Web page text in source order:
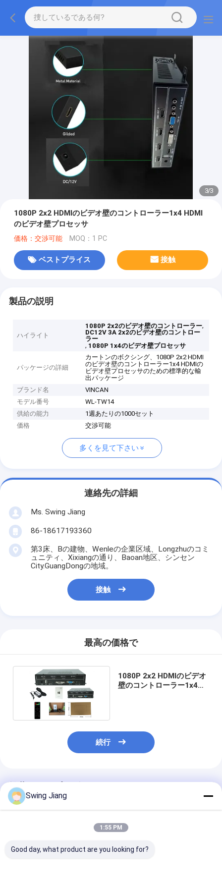
3/3
1080P 2x2 HDMIのビデオ壁のコントローラー1x4 HDMI
のビデオ壁プロセッサ
価格：交渉可能 MOQ：1 PC
ベストプライス 接触
製品の説明
ハイライト
1080P 2x2のビデオ壁のコントローラー,
DC12V 3A 2x2のビデオ壁のコントロー
ラー
, 1080P 1x4のビデオ壁プロセッサ
パッケージの詳細
カートンのボクシング、1080P 2x2 HDMI
のビデオ壁のコントローラー1x4 HDMIの
ビデオ壁プロセッサのための標準的な輸
出パッケージ
ブランド名
VINCAN
モデル番号
WL-TW14
供給の能力
1週あたりの1000セット
価格
交渉可能
多くを見て下さい
連絡先の詳細
Ms. Swing Jiang
86-18617193360
第3床、Bの建物、Wenleの企業区域、Longzhuのコミ
ュニティ、Xixiangの通り、Baoan地区、シンセン
City.GuangDongの地域。
接触
最高の価格で
1080P 2x2 HDMIのビデオ
壁のコントローラー1x4
続行
推薦されたプロダクト
Swing Jiang
1:55 PM
Good day, what product are you looking for?